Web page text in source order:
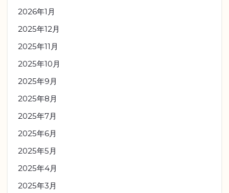
2026年1月
2025年12月
2025年11月
2025年10月
2025年9月
2025年8月
2025年7月
2025年6月
2025年5月
2025年4月
2025年3月